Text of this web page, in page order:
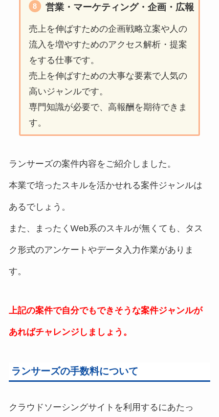
営業・マーケティング・企画・広報
売上を伸ばすための企画戦略立案や人の
流入を増やすためのアクセス解析・提案
をする仕事です。
売上を伸ばすための大事な要素で人気の
高いジャンルです。
専門知識が必要で、高報酬を期待できま
す。
ランサーズの案件内容をご紹介しました。
本業で培ったスキルを活かせれる案件ジャンルは
あるでしょう。
また、まったくWeb系のスキルが無くても、タス
ク形式のアンケートやデータ入力作業がありま
す。
上記の案件で自分でもできそうな案件ジャンルが
あればチャレンジしましょう。
ランサーズの手数料について
クラウドソーシングサイトを利用するにあたっ